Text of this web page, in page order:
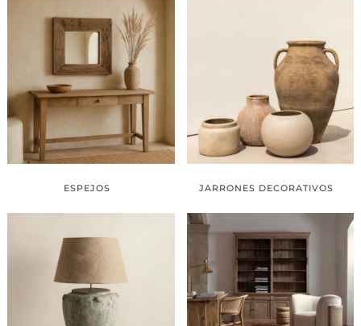
ESPEJOS JARRONES DECORATIVOS